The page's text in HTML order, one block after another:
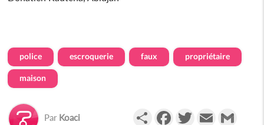
police escroquerie faux propriétaire
maison
Par Koaci PartagerFacebookTwitterEmail